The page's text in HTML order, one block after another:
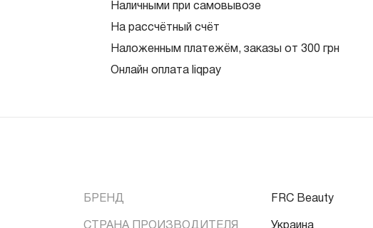
Наличными при самовывозе
На рассчётный счёт
Наложенным платежём, заказы от 300 грн
Онлайн оплата liqpay
БРЕНД FRC Beauty
СТРАНА ПРОИЗВОДИТЕЛЯ Украина